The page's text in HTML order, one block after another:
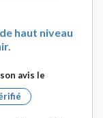
haut niveau
avis le